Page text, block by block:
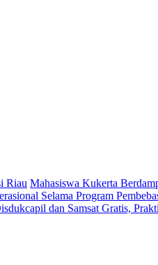
Riau Mahasiswa Kukerta
Selama Program
dan Samsat Gratis,